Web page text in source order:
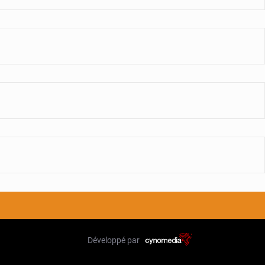
Développé par